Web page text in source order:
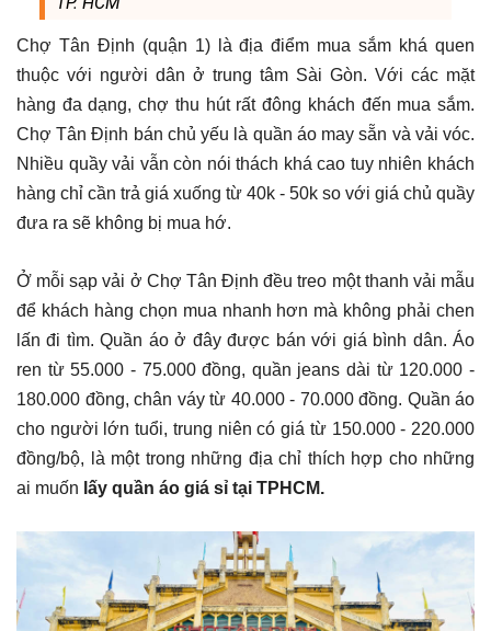
Chợ Tân Định (quận 1) là địa điểm mua sắm khá quen
thuộc với người dân ở trung tâm Sài Gòn. Với các mặt
hàng đa dạng, chợ thu hút rất đông khách đến mua sắm.
Chợ Tân Định bán chủ yếu là quần áo may sẵn và vải vóc.
Nhiều quầy vải vẫn còn nói thách khá cao tuy nhiên khách
hàng chỉ cần trả giá xuống từ 40k - 50k so với giá chủ quầy
đưa ra sẽ không bị mua hớ.
Ở mỗi sạp vải ở Chợ Tân Định đều treo một thanh vải mẫu
để khách hàng chọn mua nhanh hơn mà không phải chen
lấn đi tìm. Quần áo ở đây được bán với giá bình dân. Áo
ren từ 55.000 - 75.000 đồng, quần jeans dài từ 120.000 -
180.000 đồng, chân váy từ 40.000 - 70.000 đồng. Quần áo
cho người lớn tuổi, trung niên có giá từ 150.000 - 220.000
đồng/bộ, là một trong những địa chỉ thích hợp cho những
ai muốn lấy quần áo giá sỉ tại TPHCM.